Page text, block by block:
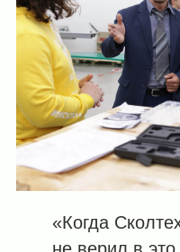
«Когда